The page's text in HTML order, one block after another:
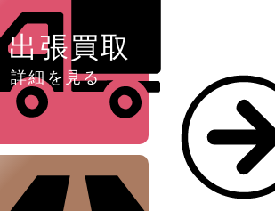
出張買取
詳細を見る